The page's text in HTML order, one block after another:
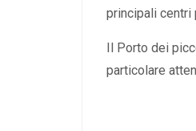
principali centri
Il Porto dei
particolare